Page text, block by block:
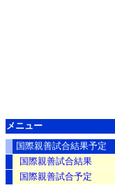
メニュー
国際親善試合結果予定
国際親善試合結果
国際親善試合予定